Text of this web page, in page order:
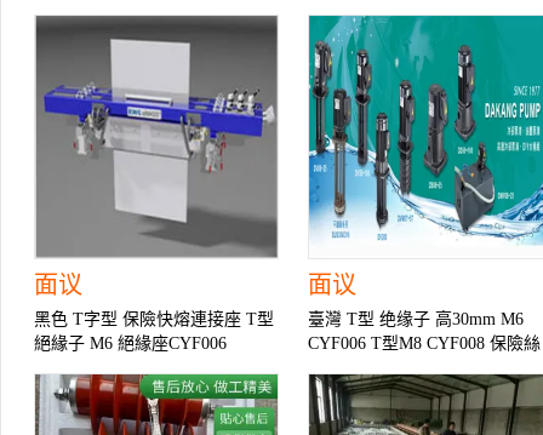
面议
黑色 T字型 保險快熔連接座 T型
絕緣子 M6 絕緣座CYF006
面议
臺灣 T型 绝缘子 高30mm M6
CYF006 T型M8 CYF008 保險絲